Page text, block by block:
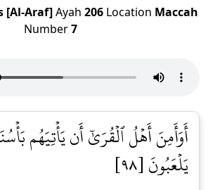
[Al-Araf]Ayah 206 Location Maccah
Number7
أَوَأَمِنَ أَهۡلُ ٱلۡقُرَىٰٓ أَن يَأۡتِيَهُم
يَلۡعَبُونَ [٩٨]